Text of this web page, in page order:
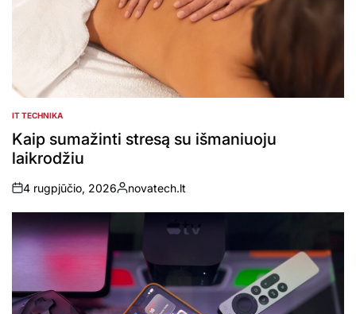
POSTED
IN
IT TECHNIKA
Kaip sumažinti stresą su išmaniuoju
laikrodžiu
on
4 rugpjūčio, 2026
Posted
by
novatech.lt